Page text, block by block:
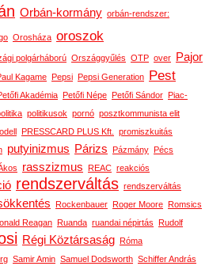
Orbán-kormány orbán-rendszer:
Orosháza oroszok
polgárháború Országgyűlés OTP over
Pajor
Kagame Pepsi Pepsi Generation Pest
Akadémia Petőfi Népe Petőfi Sándor
Piac-
politikusok pornó posztkommunista elit
PRESSCARD PLUS Kft.
promiszkuitás
putyinizmus Párizs Pázmány
Pécs
rasszizmus REAC reakciós
rendszerváltás rendszerváltás
Rockenbauer Roger Moore
Romsics
Reagan Ruanda ruandai népirtás
Rudolf
Régi Köztársaság
Róma
Samir Amin Samuel Dodsworth Schiffer András